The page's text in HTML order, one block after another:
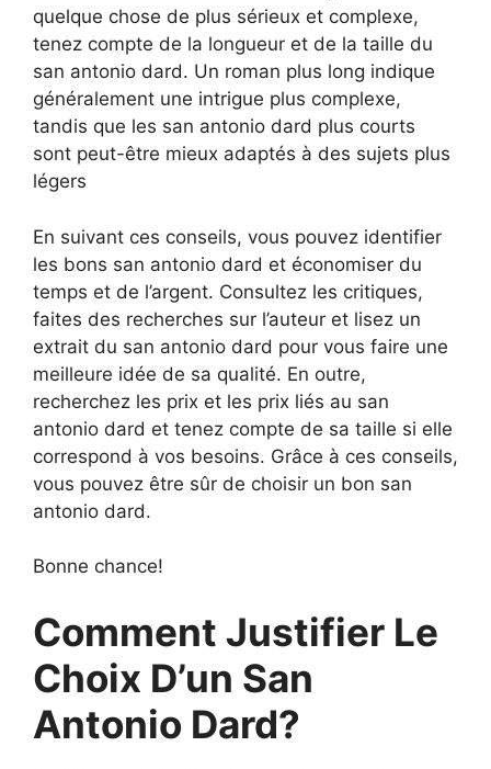
quelque chose de plus sérieux et complexe,
tenez compte de la longueur et de la taille du
san antonio dard. Un roman plus long indique
généralement une intrigue plus complexe,
tandis que les san antonio dard plus courts
sont peut-être mieux adaptés à des sujets plus
légers
En suivant ces conseils, vous pouvez identifier
les bons san antonio dard et économiser du
temps et de l’argent. Consultez les critiques,
faites des recherches sur l’auteur et lisez un
extrait du san antonio dard pour vous faire une
meilleure idée de sa qualité. En outre,
recherchez les prix et les prix liés au san
antonio dard et tenez compte de sa taille si elle
correspond à vos besoins. Grâce à ces conseils,
vous pouvez être sûr de choisir un bon san
antonio dard.
Bonne chance!
Comment Justifier Le
Choix D’un San
Antonio Dard?